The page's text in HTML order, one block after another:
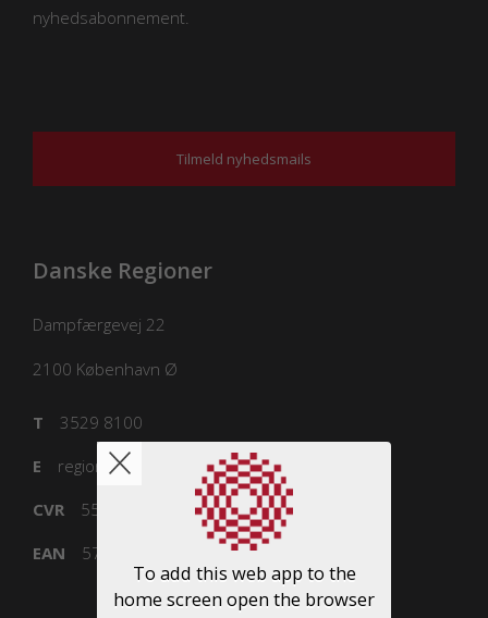
nyhedsabonnement.
Tilmeld nyhedsmails
Danske Regioner
Dampfærgevej 22
2100 København Ø
3529 8100
T
regioner@regioner.dk
E
55832218
CVR
5798000016477
EAN
To add this web app to the
home screen open the browser